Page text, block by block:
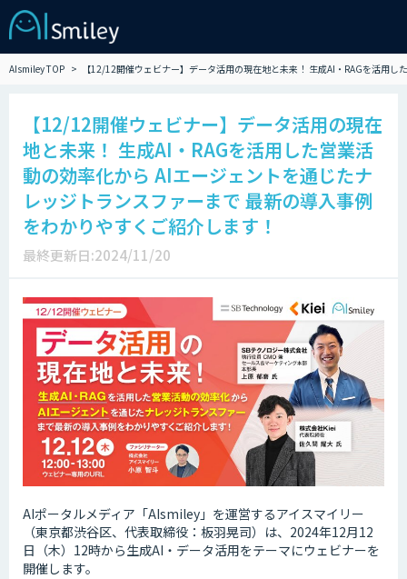
AIsmiley TOP 【12/12開催ウェビナー】データ活用の現在地と未来！ 生成AI・RAGを活用
【12/12開催ウェビナー】データ活用の現在
地と未来！ 生成AI・RAGを活用した営業活
動の効率化から AIエージェントを通じたナ
レッジトランスファーまで 最新の導入事例
をわかりやすくご紹介します！
最終更新日:2024/11/20
AIポータルメディア「AIsmiley」を運営するアイスマイリー
（東京都渋谷区、代表取締役：板羽晃司）は、2024年12月12
日（木）12時から生成AI・データ活用をテーマにウェビナーを
開催します。